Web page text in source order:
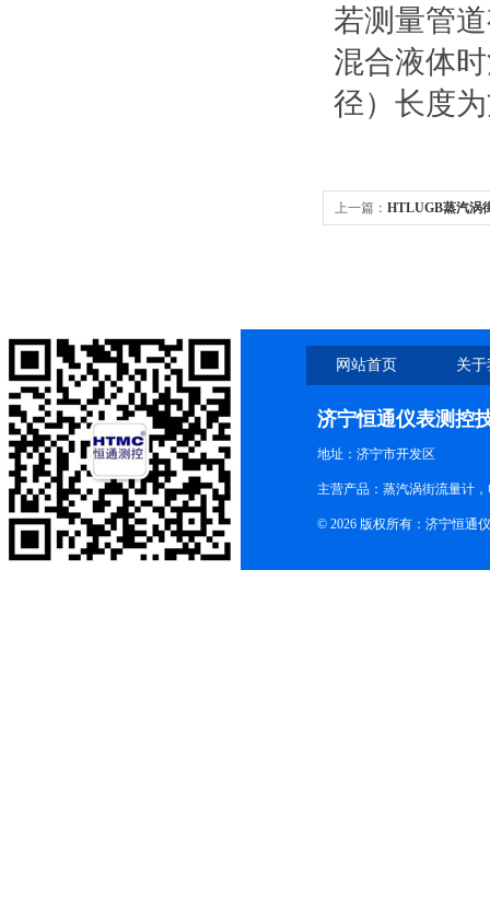
若测量管
混合液体
径）长度
上一篇： HTLUGB蒸汽涡
网站首页 关
济宁恒通仪表测控
地址：济宁市开发区
主营产品：蒸汽涡街流量计
© 2026 版权所有：济宁恒通